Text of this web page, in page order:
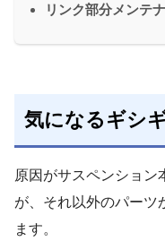
リンク部分メンテ
気になるギシ
原因がサスペンション
が、それ以外のパーツ
ます。